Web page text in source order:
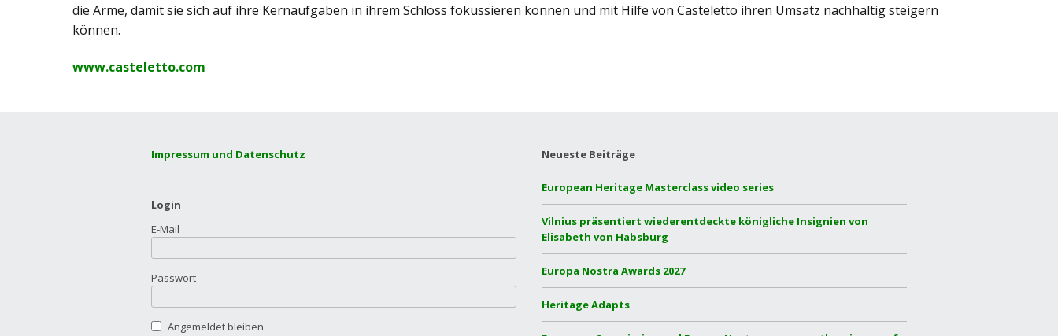
die Arme, damit sie sich auf ihre Kernaufgaben in ihrem Schloss fokussieren können und mit Hilfe von Casteletto ihren Umsatz nachhaltig steigern
können.
www.casteletto.com
Impressum und Datenschutz
Login
E-Mail
Passwort
Angemeldet bleiben
Neueste Beiträge
European Heritage Masterclass video series
Vilnius präsentiert wiederentdeckte königliche Insignien von
Elisabeth von Habsburg
Europa Nostra Awards 2027
Heritage Adapts